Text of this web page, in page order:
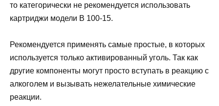
то категорически не рекомендуется использовать
картриджи модели В 100-15.
Рекомендуется применять самые простые, в которых
используется только активированный уголь. Так как
другие компоненты могут просто вступать в реакцию с
алкоголем и вызывать нежелательные химические
реакции.